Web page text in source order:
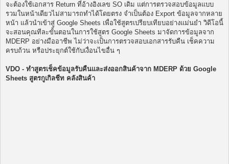
จะต้องใช้เอกสาร Return ที่อ้างอิงเลข SO เดิม แต่การตรวจสอบข้อมูลแบบ
รวมในหน้าเดียวไม่สามารถทำได้โดยตรง จำเป็นต้อง Export ข้อมูลจากหลาย
หน้า แล้วนำเข้าสู่ Google Sheets เพื่อใช้สูตรเปรียบเทียบอย่างแม่นยำ วิดีโอนี้
จะสอนคุณทีละขั้นตอนในการใช้สูตร Google Sheets มาจัดการข้อมูลจาก
MDERP อย่างมืออาชีพ ไม่ว่าจะเป็นการตรวจสอบเอกสารรับคืน เช็คความ
ครบถ้วน หรือประยุกต์ใช้กับเงื่อนไขอื่น ๆ
VDO - ทำสูตรเช็คข้อมูลรับคืนและส่งออกสินค้าจาก MDERP ด้วย Google
Sheets สูตรกูเกิลชีท คลังสินค้า